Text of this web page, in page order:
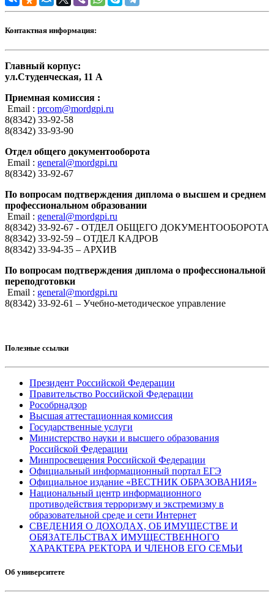
Контактная информация:
Главный корпус:
ул.Студенческая, 11 А
Приемная комиссия :
Email : prcom@mordgpi.ru
8(8342) 33-92-58
8(8342) 33-93-90
Отдел общего документооборота
Email : general@mordgpi.ru
8(8342) 33-92-67
По вопросам подтверждения диплома о высшем и среднем
профессиональном образовании
Email : general@mordgpi.ru
8(8342) 33-92-67 - ОТДЕЛ ОБЩЕГО ДОКУМЕНТООБОРОТА
8(8342) 33-92-59 – ОТДЕЛ КАДРОВ
8(8342) 33-94-35 – АРХИВ
По вопросам подтверждения диплома о профессиональной
переподготовки
Email : general@mordgpi.ru
8(8342) 33-92-61 – Учебно-методическое управление
Полезные ссылки
Президент Российской Федерации
Правительство Российской Федерации
Рособрнадзор
Высшая аттестационная комиссия
Государственные услуги
Министерство науки и высшего образования
Российской Федерации
Минпросвещения Российской Федерации
Официальный информационный портал ЕГЭ
Официальное издание «ВЕСТНИК ОБРАЗОВАНИЯ»
Национальный центр информационного
противодействия терроризму и экстремизму в
образовательной среде и сети Интернет
СВЕДЕНИЯ О ДОХОДАХ, ОБ ИМУЩЕСТВЕ И
ОБЯЗАТЕЛЬСТВАХ ИМУЩЕСТВЕННОГО
ХАРАКТЕРА РЕКТОРА И ЧЛЕНОВ ЕГО СЕМЬИ
Об университете